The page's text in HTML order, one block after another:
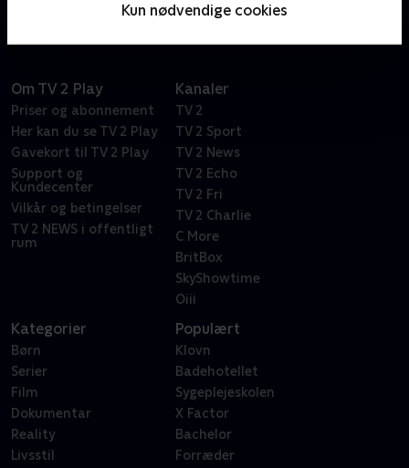
Kun nødvendige cookies
Om TV 2 Play
Priser og abonnement
Her kan du se TV 2 Play
Gavekort til TV 2 Play
Support og
Kundecenter
Vilkår og betingelser
TV 2 NEWS i offentligt
rum
Kanaler
TV 2
TV 2 Sport
TV 2 News
TV 2 Echo
TV 2 Fri
TV 2 Charlie
C More
BritBox
SkyShowtime
Oiii
Kategorier
Børn
Serier
Film
Dokumentar
Reality
Livsstil
Populært
Klovn
Badehotellet
Sygeplejeskolen
X Factor
Bachelor
Forræder